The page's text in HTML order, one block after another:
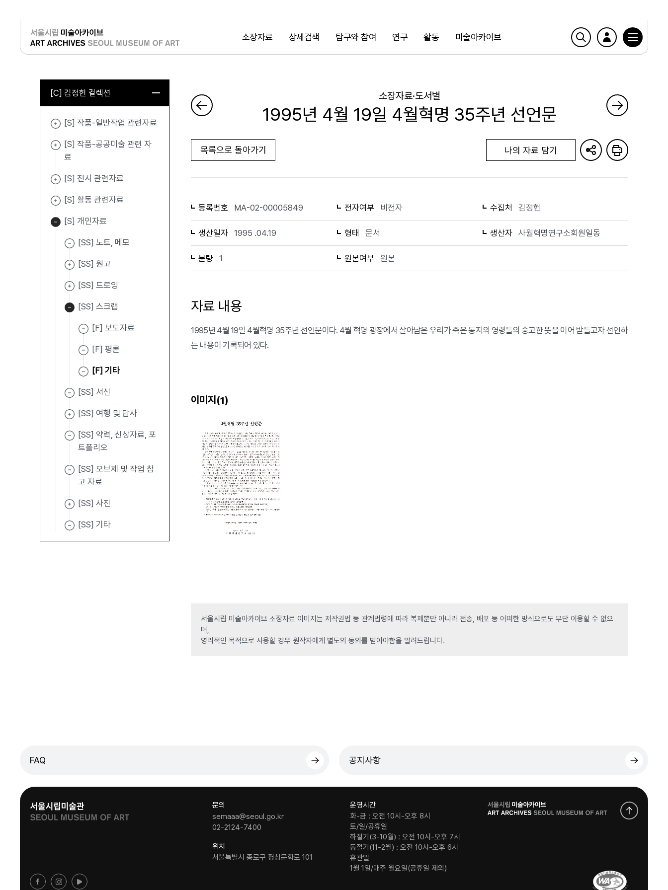
소장자료 상세검색 탐구와 참여 연구 활동 미술아카이브
검색
로그인
[C] 김정헌 컬렉션
[S] 작품-일반작업 관련자료
[S] 작품-공공미술 관련 자
료
[S] 전시 관련자료
[S] 활동 관련자료
[S] 개인자료
[SS] 노트, 메모
[SS] 원고
[SS] 드로잉
[SS] 스크랩
[F] 보도자료
[F] 평론
[F] 기타
[SS] 서신
[SS] 여행 및 답사
[SS] 약력, 신상자료, 포
트폴리오
[SS] 오브제 및 작업 참
고 자료
[SS] 사진
[SS] 기타
소장자료·도서별
1995년 4월 19일 4월혁명 35주년 선언문
목록으로 돌아가기 나의 자료 담기
등록번호 MA-02-00005849 전자여부 비전자 수집처 김정헌
생산일자 1995 .04.19 형태 문서 생산자 사월혁명연구소회원일동
분량 1 원본여부 원본
자료 내용
1995년 4월 19일 4월혁명 35주년 선언문이다. 4월 혁명 광장에서 살아남은 우리가 죽은 동지의 영령들의 숭고한 뜻을 이어 받들고자 선언하
는 내용이 기록되어 있다.
이미지(1)
서울시립 미술아카이브 소장자료 이미지는 저작권법 등 관계법령에 따라 복제뿐만 아니라 전송, 배포 등 어떠한 방식으로도 무단 이용할 수 없으
며,
영리적인 목적으로 사용할 경우 원작자에게 별도의 동의를 받아야함을 알려드립니다.
FAQ 공지사항
문의
semaaa@seoul.go.kr
02-2124-7400
위치
서울특별시 종로구 평창문화로 101
운영시간
화-금 : 오전 10시-오후 8시
토/일/공휴일
하절기(3-10월) : 오전 10시-오후 7시
동절기(11-2월) : 오전 10시-오후 6시
휴관일
1월 1일/매주 월요일(공휴일 제외)
로
고